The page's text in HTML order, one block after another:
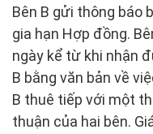
Bên B gửi thông báo
gia hạn Hợp đồng.
ngày kể từ khi nhận
B bằng văn bản về
B thuê tiếp với một
thuận của hai bên.